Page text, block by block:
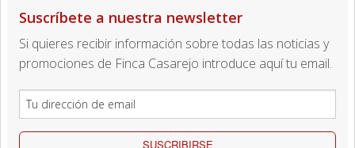
Suscríbete a nuestra newsletter
Si quieres recibir información sobre todas las noticias y
promociones de Finca Casarejo introduce aquí tu email.
SUSCRIBIRSE